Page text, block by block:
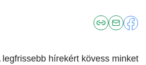
legfrissebb hírekért kövess minket